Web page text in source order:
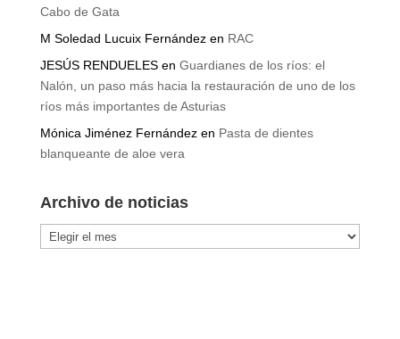
Cabo de Gata
M Soledad Lucuix Fernándezen RAC
JESÚS RENDUELESen Guardianes de los ríos: el
Nalón, un paso más hacia la restauración de uno de los
ríos más importantes de Asturias
Mónica Jiménez Fernándezen Pasta de dientes
blanqueante de aloe vera
Archivo de noticias
Archivo
de